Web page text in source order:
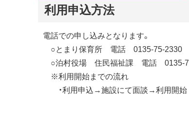
利用申込方法
電話での申し込みとなります。
○とまり保育所 電話 0135-75-2330
○泊村役場 住民福祉課 電話 0135-
※利用開始までの流れ
・利用申込→施設にて面談→利用開